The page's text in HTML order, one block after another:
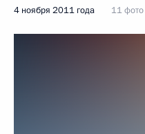
4 ноября 2011 года 11 фото